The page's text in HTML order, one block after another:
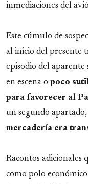
inmediaciones del
Este cúmulo de
al inicio del presente
episodio del aparente
en escena o poco
para favorecer al
un segundo
mercadería era
Racontos adicionales
como polo